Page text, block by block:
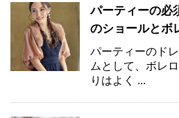
パーティーの
のショールとボ
パーティーのド
ムとして、ボレ
りはよく ...